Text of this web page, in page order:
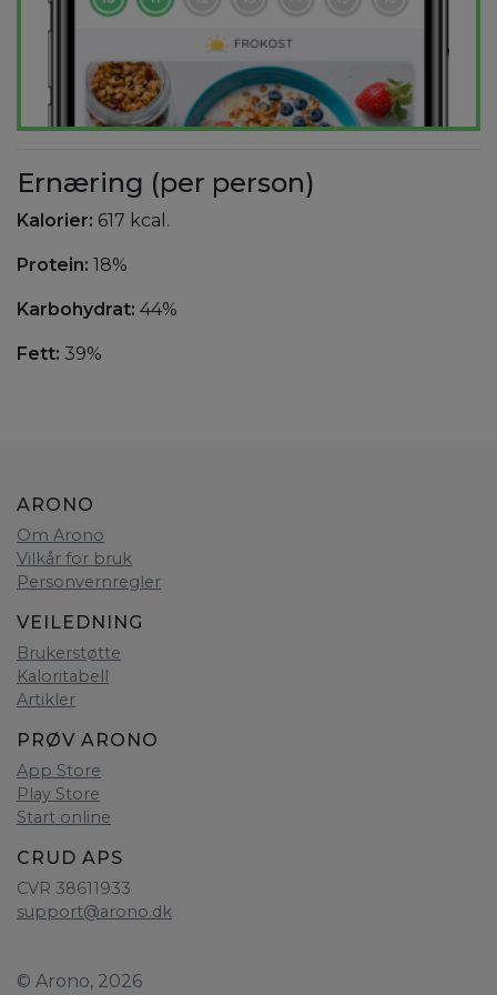
Ernæring (per person)
Kalorier: 617 kcal.
Protein: 18%
Karbohydrat: 44%
Fett: 39%
ARONO
Om Arono
Vilkår for bruk
Personvernregler
VEILEDNING
Brukerstøtte
Kaloritabell
Artikler
PRØV ARONO
App Store
Play Store
Start online
CRUD APS
CVR 38611933
support@arono.dk
© Arono, 2026